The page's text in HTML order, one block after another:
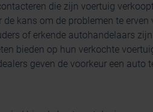
die zijn voertuig
kans om de problemen te
of erkende autohandelaars
bieden op hun verkochte
geven de voorkeur een